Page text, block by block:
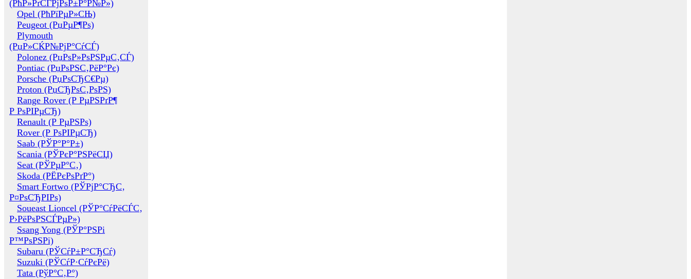
(РћР»РґСЃРјРѕР±Р°Р№Р»)
Opel (РћРїРµР»СЊ)
Peugeot (РџРµР¶Рѕ)
Plymouth
(РџР»СЌР№РјР°СѓСЃ)
Polonez (РџРѕР»РѕРЅРµС‚СЃ)
Pontiac (РџРѕРЅС‚РёР°Рє)
Porsche (РџРѕСЂС€Рµ)
Proton (РџСЂРѕС‚РѕРЅ)
Range Rover (Р РµРЅРґР¶
Р РѕРІРµСЂ)
Renault (Р РµРЅРѕ)
Rover (Р РѕРІРµСЂ)
Saab (РЎР°Р°Р±)
Scania (РЎРєР°РЅРёСЏ)
Seat (РЎРµР°С‚)
Skoda (РЁРєРѕРґР°)
Smart Fortwo (РЎРјР°СЂС‚
Р¤РѕСЂРІРѕ)
Soueast Lioncel (РЎР°СѓРёСЃС‚
Р›РёРѕРЅСЃРµР»)
Ssang Yong (РЎР°РЅРі
Р™РѕРЅРі)
Subaru (РЎСѓР±Р°СЂСѓ)
Suzuki (РЎСѓР·СѓРєРё)
Tata (РўР°С‚Р°)